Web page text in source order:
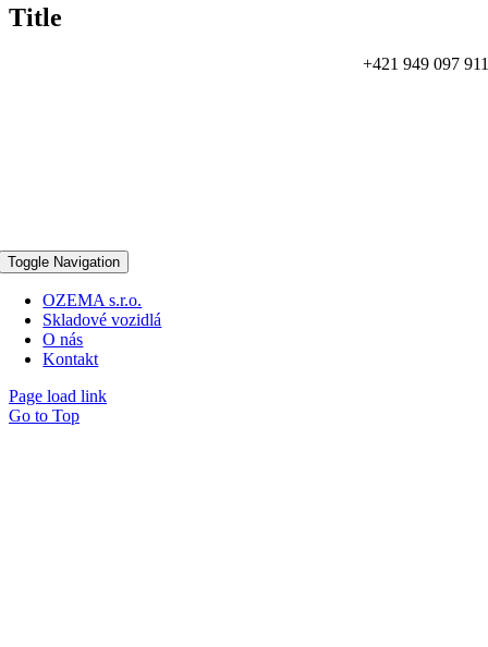
Title
+421 949 097 911
Toggle Navigation
OZEMA s.r.o.
Skladové vozidlá
O nás
Kontakt
Page load link
Go to Top